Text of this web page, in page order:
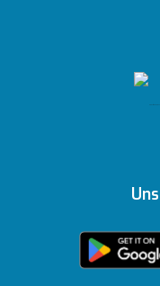
Zertifikate &
Akkreditierungen
Bahçeşehir